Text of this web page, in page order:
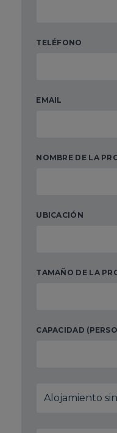
TELÉFONO
EMAIL
NOMBRE DE LA
UBICACIÓN
TAMAÑO DE LA
CAPACIDAD